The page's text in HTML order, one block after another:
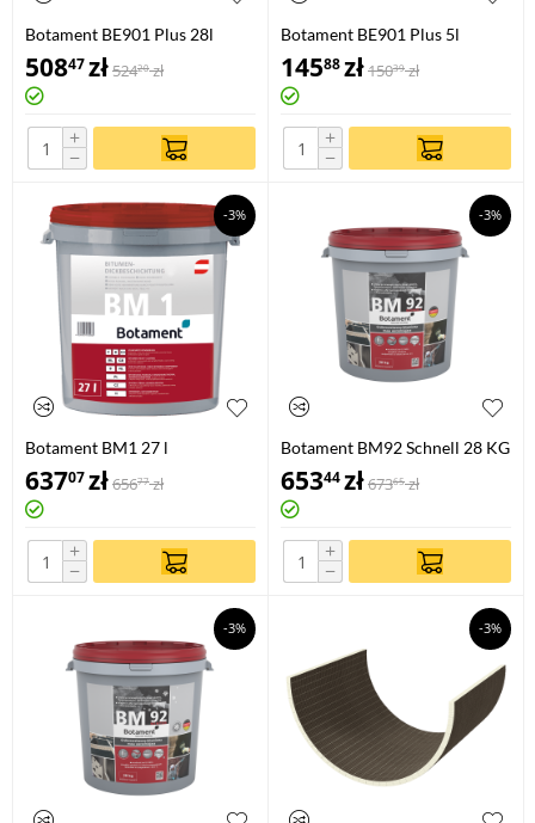
Botament BE901 Plus 28l
50847zł52420 zł
+
−
Botament BE901 Plus 5l
14588zł15039 zł
+
−
-3%
Botament BM1 27 l
63707zł65677 zł
+
−
-3%
Botament BM92 Schnell 28 KG
65344zł67365 zł
+
−
-3% -3%